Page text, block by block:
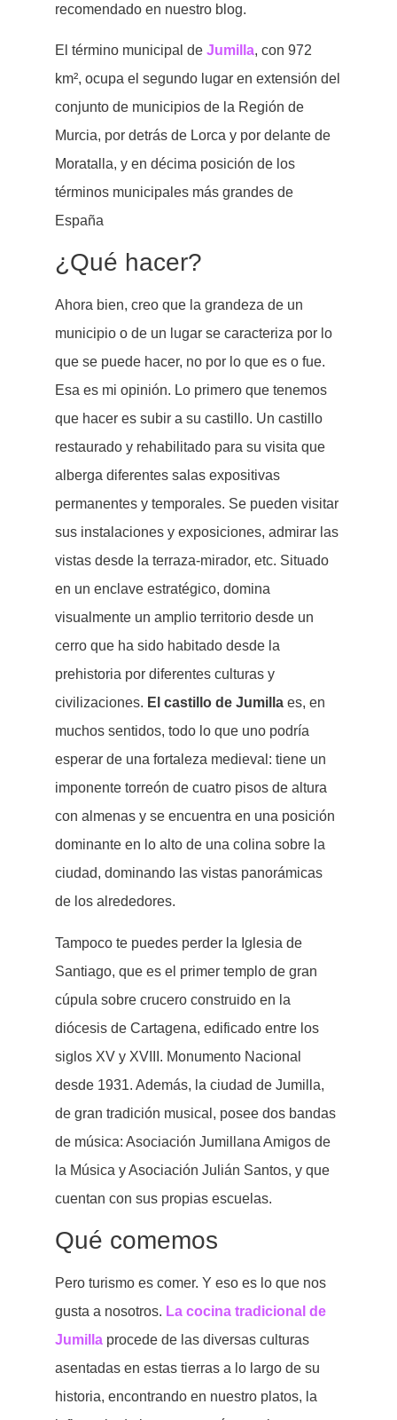
recomendado en nuestro blog.
El término municipal deJumilla, con 972
km², ocupa el segundo lugar en extensión del
conjunto de municipios de la Región de
Murcia, por detrás de Lorca y por delante de
Moratalla, y en décima posición de los
términos municipales más grandes de
España
¿Qué hacer?
Ahora bien, creo que la grandeza de un
municipio o de un lugar se caracteriza por lo
que se puede hacer, no por lo que es o fue.
Esa es mi opinión. Lo primero que tenemos
que hacer es subir a su castillo. Un castillo
restaurado y rehabilitado para su visita que
alberga diferentes salas expositivas
permanentes y temporales. Se pueden visitar
sus instalaciones y exposiciones, admirar las
vistas desde la terraza-mirador, etc. Situado
en un enclave estratégico, domina
visualmente un amplio territorio desde un
cerro que ha sido habitado desde la
prehistoria por diferentes culturas y
civilizaciones. El castillo de Jumilla es, en
muchos sentidos, todo lo que uno podría
esperar de una fortaleza medieval: tiene un
imponente torreón de cuatro pisos de altura
con almenas y se encuentra en una posición
dominante en lo alto de una colina sobre la
ciudad, dominando las vistas panorámicas
de los alrededores.
Tampoco te puedes perder la Iglesia de
Santiago, que es el primer templo de gran
cúpula sobre crucero construido en la
diócesis de Cartagena, edificado entre los
siglos XV y XVIII. Monumento Nacional
desde 1931. Además, la ciudad de Jumilla,
de gran tradición musical, posee dos bandas
de música: Asociación Jumillana Amigos de
la Música y Asociación Julián Santos, y que
cuentan con sus propias escuelas.
Qué comemos
Pero turismo es comer. Y eso es lo que nos
gusta a nosotros. La cocina tradicional de
Jumilla procede de las diversas culturas
asentadas en estas tierras a lo largo de su
historia, encontrando en nuestro platos, la